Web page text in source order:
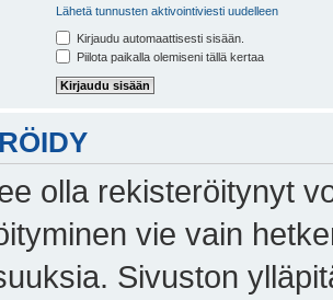
Lähetä tunnusten aktivointiviesti uudelleen
Kirjaudu automaattisesti sisään.
Piilota paikalla olemiseni tällä kertaa
olla rekisteröitynyt
vie vain
Sivuston